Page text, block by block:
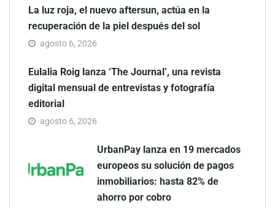
La luz roja, el nuevo aftersun, actúa en la
recuperación de la piel después del sol
agosto 6, 2026
Eulalia Roig lanza ‘The Journal’, una revista
digital mensual de entrevistas y fotografía
editorial
agosto 6, 2026
UrbanPay lanza en 19 mercados
europeos su solución de pagos
inmobiliarios: hasta 82% de
ahorro por cobro